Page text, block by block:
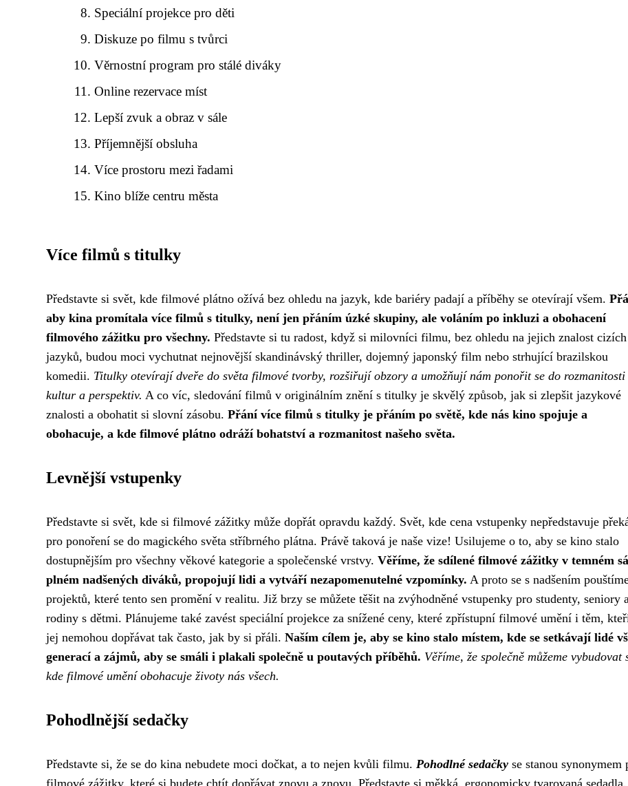
Speciální projekce pro děti
Diskuze po filmu s tvůrci
Věrnostní program pro stálé diváky
Online rezervace míst
Lepší zvuk a obraz v sále
Příjemnější obsluha
Více prostoru mezi řadami
Kino blíže centru města
Více filmů s titulky
Představte si svět, kde filmové plátno ožívá bez ohledu na jazyk, kde bariéry padají a příběhy se otevírají všem.
aby kina promítala více filmů s titulky, není jen přáním úzké skupiny, ale voláním po inkluzi a obohacení
filmového zážitku pro všechny. Představte si tu radost, když si milovníci filmu, bez ohledu na jejich znalost cizích
jazyků, budou moci vychutnat nejnovější skandinávský thriller, dojemný japonský film nebo strhující brazilskou
komedii. Titulky otevírají dveře do světa filmové tvorby, rozšiřují obzory a umožňují nám ponořit se do rozmanitosti
kultur a perspektiv. A co víc, sledování filmů v originálním znění s titulky je skvělý způsob, jak si zlepšit jazykové
znalosti a obohatit si slovní zásobu. Přání více filmů s titulky je přáním po světě, kde nás kino spojuje a
obohacuje, a kde filmové plátno odráží bohatství a rozmanitost našeho světa.
Levnější vstupenky
Představte si svět, kde si filmové zážitky může dopřát opravdu každý. Svět, kde cena vstupenky nepředstavuje
pro ponoření se do magického světa stříbrného plátna. Právě taková je naše vize! Usilujeme o to, aby se kino stalo
dostupnějším pro všechny věkové kategorie a společenské vrstvy. Věříme, že sdílené filmové zážitky v temném
plném nadšených diváků, propojují lidi a vytváří nezapomenutelné vzpomínky. A proto se s nadšením
projektů, které tento sen promění v realitu. Již brzy se můžete těšit na zvýhodněné vstupenky pro studenty, seniory
rodiny s dětmi. Plánujeme také zavést speciální projekce za snížené ceny, které zpřístupní filmové umění i těm,
jej nemohou dopřávat tak často, jak by si přáli. Naším cílem je, aby se kino stalo místem, kde se setkávají lidé
generací a zájmů, aby se smáli i plakali společně u poutavých příběhů. Věříme, že společně můžeme vybudovat
kde filmové umění obohacuje životy nás všech.
Pohodlnější sedačky
Představte si, že se do kina nebudete moci dočkat, a to nejen kvůli filmu. Pohodlné sedačky se stanou synonymem
filmové zážitky, které si budete chtít dopřávat znovu a znovu. Představte si měkká, ergonomicky tvarovaná sedadla,